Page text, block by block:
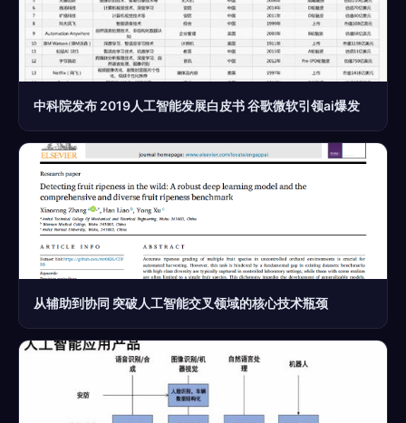
中科院发布 2019人工智能发展白皮书 谷歌微软引领ai爆发
从辅助到协同 突破人工智能交叉领域的核心技术瓶颈